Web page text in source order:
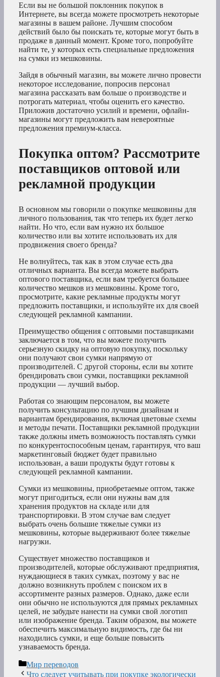
Если вы не большой поклонник покупок в
Интернете, вы всегда можете просмотреть некоторые
магазины в вашем районе. Лучшим способом
действий было бы поискать те, которые могут быть в
продаже в данный момент. Кроме того, попробуйте
найти те, у которых есть специальные предложения
на сумки из мешковины.
Зайдя в обычный магазин, вы можете лично провести
некоторое исследование, попросив персонал
магазина рассказать вам больше о производстве и
потрогать материал, чтобы оценить его качество.
Приложив достаточно усилий и времени, офлайн-
магазины могут предложить вам невероятные
предложения премиум-класса.
Покупка оптом? Рассмотрите
поставщиков оптовой или
рекламной продукции
В основном мы говорили о покупке мешковины для
личного пользования, так что теперь их будет легко
найти. Но что, если вам нужно их большое
количество или вы хотите использовать их для
продвижения своего бренда?
Не волнуйтесь, так как в этом случае есть два
отличных варианта. Вы всегда можете выбрать
оптового поставщика, если вам требуется большее
количество мешков из мешковины. Кроме того,
просмотрите, какие рекламные продукты могут
предложить поставщики, и используйте их для своей
следующей рекламной кампании.
Преимущество общения с оптовыми поставщиками
заключается в том, что вы можете получить
серьезную скидку на оптовую покупку, поскольку
они получают свои сумки напрямую от
производителей. С другой стороны, если вы хотите
брендировать свои сумки, поставщики рекламной
продукции — лучший выбор.
Работая со знающим персоналом, вы можете
получить консультацию по лучшим дизайнам и
вариантам брендирования, включая цветовые схемы
и методы печати. Поставщики рекламной продукции
также должны иметь возможность поставлять сумки
по конкурентоспособным ценам, гарантируя, что ваш
маркетинговый бюджет будет правильно
использован, а ваши продукты будут готовы к
следующей рекламной кампании.
Сумки из мешковины, приобретаемые оптом, также
могут пригодиться, если они нужны вам для
хранения продуктов на складе или для
транспортировки. В этом случае вам следует
выбрать очень большие тяжелые сумки из
мешковины, которые выдерживают более тяжелые
нагрузки.
Существует множество поставщиков и
производителей, которые обслуживают предприятия,
нуждающиеся в таких сумках, поэтому у вас не
должно возникнуть проблем с поиском их в
ассортименте разных размеров. Однако, даже если
они обычно не используются для прямых рекламных
целей, не забудьте нанести на сумки свой логотип
или изображение бренда. Таким образом, вы можете
обеспечить максимальную видимость, где бы ни
находились сумки, и еще больше повысить
узнаваемость бренда.
Рубрики
Мир переводов
Что следует учитывать при покупке экологически